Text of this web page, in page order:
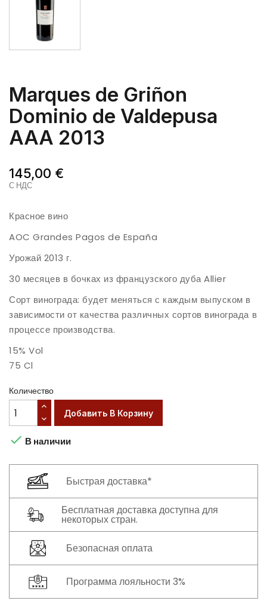
Marques de Griñon
Dominio de Valdepusa
AAA 2013
145,00 €
С НДС
Красное вино
AOC Grandes Pagos de España
Урожай 2013 г.
30 месяцев в бочках из французского дуба Allier
Сорт винограда: будет меняться с каждым выпуском в
зависимости от качества различных сортов винограда в
процессе производства.
15% Vol
75 Cl
Количество
Добавить В Корзину
 В наличии
Быстрая доставка*
Бесплатная доставка доступна для
некоторых стран.
Безопасная оплата
Программа лояльности 3%